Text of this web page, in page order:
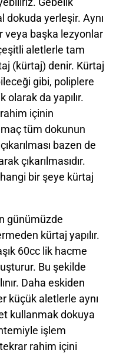
yerleşir. Aynı
veya başka lezyonlar
aletlerle tam
(kürtaj) denir. Kürtaj
gibi, poliplere
da yapılır.
içinin
tüm dokunun
bazen de
çıkarılmasıdır.
bir şeye kürtaj
günümüzde
kürtaj yapılır.
60cc lik hacme
Bu şekilde
Daha eskiden
küçük aletlerle aynı
kullanmak dokuya
işlem
rahim içini